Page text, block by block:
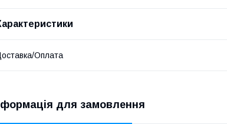
Оплата
для замовлення